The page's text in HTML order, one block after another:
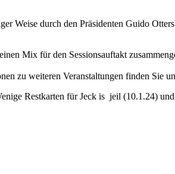
Weise durch den Präsidenten Guido
Mix für den Sessionsauftakt
zu weiteren Veranstaltungen finden Sie
Restkarten für Jeck is jeil (10.1.24)